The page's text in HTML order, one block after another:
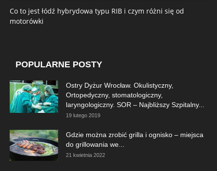
Co to jest łódź hybrydowa typu RIB i czym różni się od
motorówki
POPULARNE POSTY
Ostry Dyżur Wrocław. Okulistyczny,
Ortopedyczny, stomatologiczny,
laryngologiczny. SOR – Najbliższy Szpitalny...
19 lutego 2019
Gdzie można zrobić grilla i ognisko – miejsca
do grillowania we...
21 kwietnia 2022